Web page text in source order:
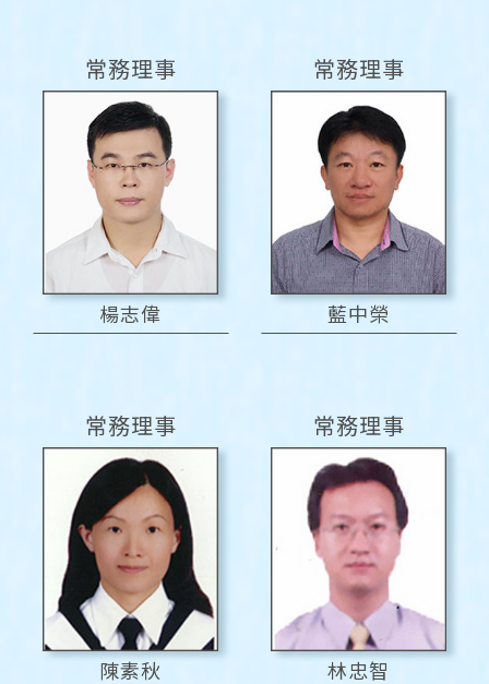
常務理事
楊志偉
常務理事
藍中榮
常務理事
陳素秋
常務理事
林忠智